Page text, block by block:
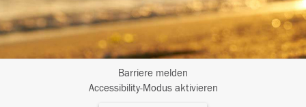
Barriere melden
Accessibility-Modus aktivieren